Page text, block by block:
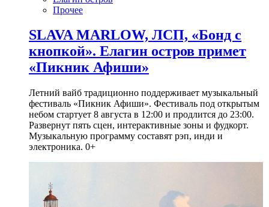
Прочее
SLAVA MARLOW, ЛСП, «Бонд с
кнопкой». Елагин остров примет
«Пикник Афиши»
Летний вайб традиционно поддерживает музыкальный
фестиваль «Пикник Афиши». Фестиваль под открытым
небом стартует 8 августа в 12:00 и продлится до 23:00.
Развернут пять сцен, интерактивные зоны и фудкорт.
Музыкальную программу составят рэп, инди и
электроника. 0+